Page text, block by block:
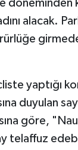
döneminden
alacak.
yaptığı
duyulan
göre,
telaffuz